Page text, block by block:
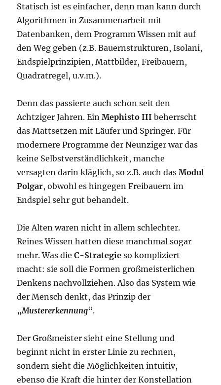
Statisch ist es einfacher, denn man kann durch
Algorithmen in Zusammenarbeit mit
Datenbanken, dem Programm Wissen mit auf
den Weg geben (z.B. Bauernstrukturen, Isolani,
Endspielprinzipien, Mattbilder, Freibauern,
Quadratregel, u.v.m.).
Denn das passierte auch schon seit den
Achtziger Jahren. EinMephisto III beherrscht
das Mattsetzen mit Läufer und Springer. Für
modernere Programme der Neunziger war das
keine Selbstverständlichkeit, manche
versagten darin kläglich, so z.B. auch dasModul
Polgar, obwohl es hingegen Freibauern im
Endspiel sehr gut behandelt.
Die Alten waren nicht in allem schlechter.
Reines Wissen hatten diese manchmal sogar
mehr. Was dieC-Strategie so kompliziert
macht: sie soll die Formen großmeisterlichen
Denkens nachvollziehen. Also das System wie
der Mensch denkt, das Prinzip der
„Mustererkennung“.
Der Großmeister sieht eine Stellung und
beginnt nicht in erster Linie zu rechnen,
sondern sieht die Möglichkeiten intuitiv,
ebenso die Kraft die hinter der Konstellation